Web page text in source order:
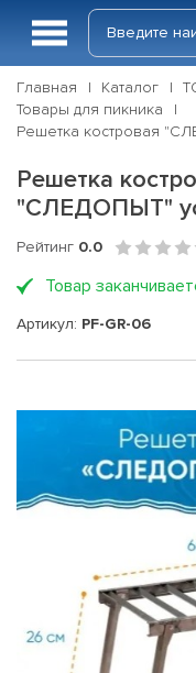
Главная Каталог
Товары для пикника
Решетка костровая
Решетка
"СЛЕДОПЫТ"
Рейтинг 0.0
Товар
Артикул: PF-GR-06